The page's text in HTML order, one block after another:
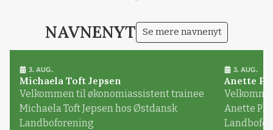
NAVNENYT Se mere navnenyt
3. AUG.
Michaela Toft Jepsen
Velkommen til økonomiassistent trainee
Michaela Toft Jepsen hos Østdansk
Landboforening
3. AUG.
Anette
Anette